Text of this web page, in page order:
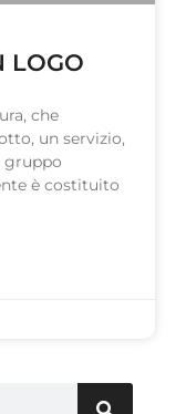
LOGO
che
un servizio,
gruppo
è costituito